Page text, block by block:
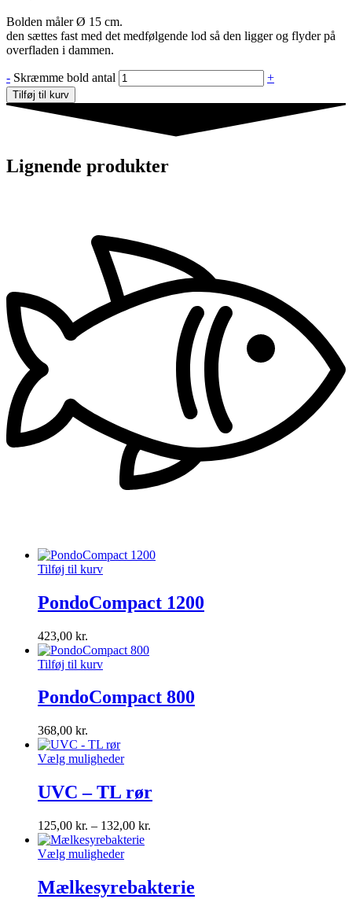
Bolden måler Ø 15 cm.
den sættes fast med det medfølgende lod så den ligger og flyder på
overfladen i dammen.
- Skræmme bold antal +
Tilføj til kurv
Lignende produkter
Tilføj til kurv
PondoCompact 1200
423,00 kr.
Tilføj til kurv
PondoCompact 800
368,00 kr.
Vælg muligheder
UVC – TL rør
125,00 kr. – 132,00 kr.
Vælg muligheder
Mælkesyrebakterie